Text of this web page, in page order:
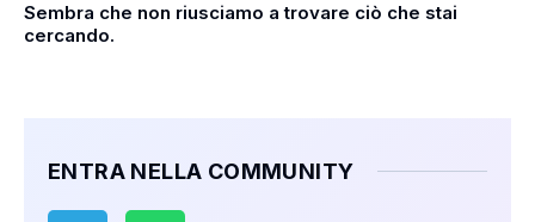
Sembra che non riusciamo a trovare ciò che stai
cercando.
ENTRA NELLA COMMUNITY